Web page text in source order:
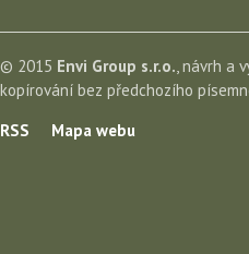
© 2015 Envi Group s.r.o., návrh a
kopírování bez předchozího
RSS
Mapa webu